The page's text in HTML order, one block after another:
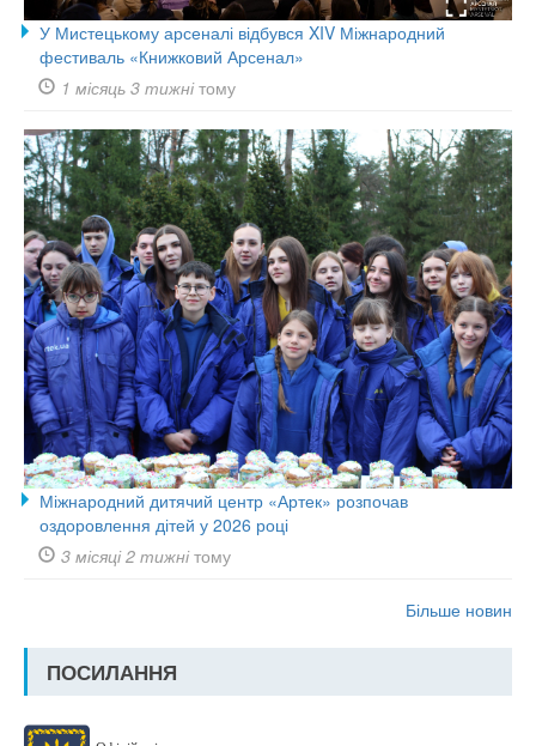
У Мистецькому арсеналі відбувся XIV Міжнародний
фестиваль «Книжковий Арсенал»
1 місяць 3 тижнітому
Міжнародний дитячий центр «Артек» розпочав
оздоровлення дітей у 2026 році
3 місяці 2 тижнітому
Більше новин
ПОСИЛАННЯ